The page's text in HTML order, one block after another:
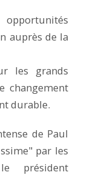
auprès de la
les grands
changement
durable.
de Paul
par les
président